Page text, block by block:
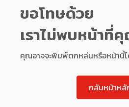
ขอโทษด้วย
เราไม่พบหน้าที่
คุณอาจจะพิมพ์ตกหล่นหรือหน้านี้
กลับหน้าหลั